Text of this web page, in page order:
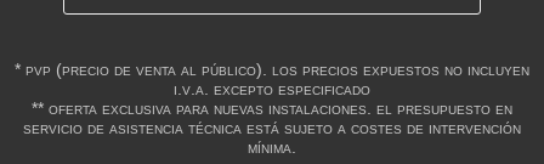
* pvp (precio de venta al público). los precios expuestos no incluyen
i.v.a. excepto especificado
** oferta exclusiva para nuevas instalaciones. el presupuesto en
servicio de asistencia técnica está sujeto a costes de intervención
mínima.